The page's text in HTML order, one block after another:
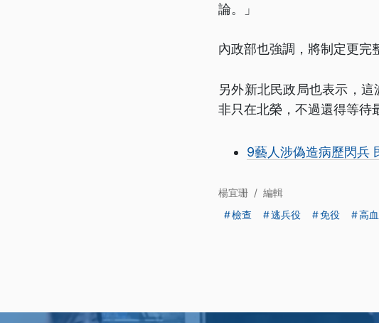
論。」
內政部也強調，將制定更完
另外新北民政局也表示，
非只在北榮，不過還得等待
9藝人涉偽造病歷閃兵
楊宜珊 / 編輯
檢查
逃兵役 免役 高